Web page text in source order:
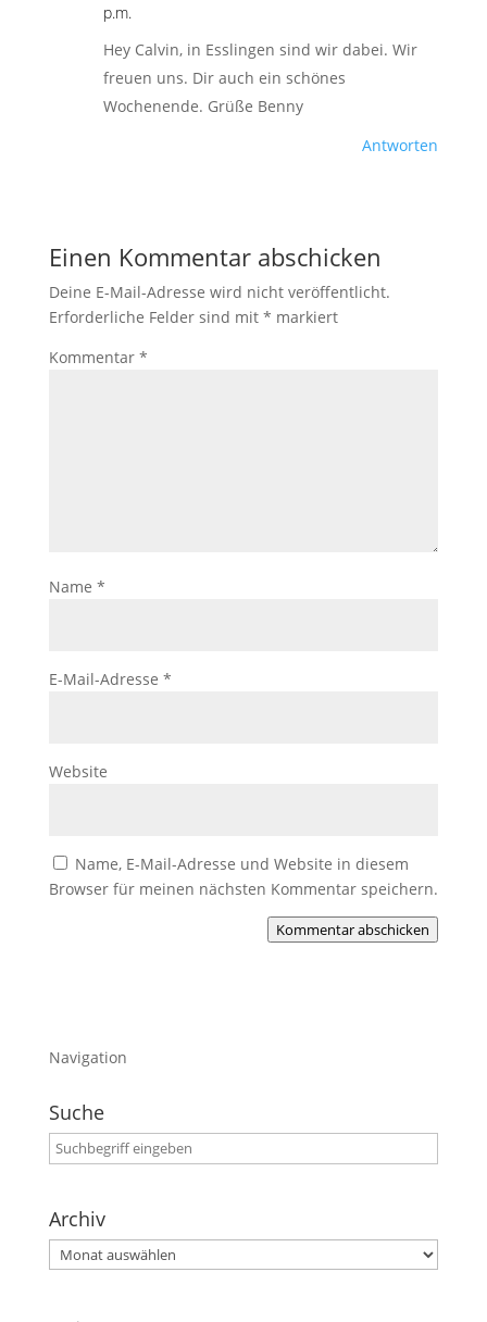
p.m.
Hey Calvin, in Esslingen sind wir dabei. Wir
freuen uns. Dir auch ein schönes
Wochenende. Grüße Benny
Antworten
Einen Kommentar abschicken
Deine E-Mail-Adresse wird nicht veröffentlicht.
Erforderliche Felder sind mit * markiert
Kommentar *
Name *
E-Mail-Adresse *
Website
Name, E-Mail-Adresse und Website in diesem
Browser für meinen nächsten Kommentar speichern.
Kommentar abschicken
Navigation
Suche
Archiv
Archiv